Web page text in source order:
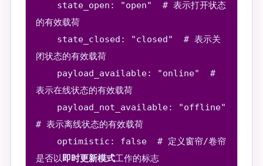
的有效载荷
闭状态的有效载荷
表示在线状态的有效载荷
# 表示离线状态的有效载荷
是否以即时更新模式工作的标志